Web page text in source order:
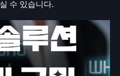
수 있습니다.